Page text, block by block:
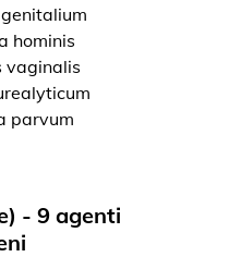
hominis
vaginalis
parvum
- 9 agenti